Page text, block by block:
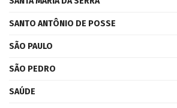
SANTO ANTÔNIO DE POSSE
SÃO PAULO
SÃO PEDRO
SAÚDE